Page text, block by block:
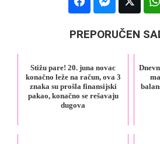
PREPORUČEN
Stižu pare! 20. juna novac
konačno leže na račun, ova 3
znaka su prošla finansijski
pakao, konačno se rešavaju
dugova